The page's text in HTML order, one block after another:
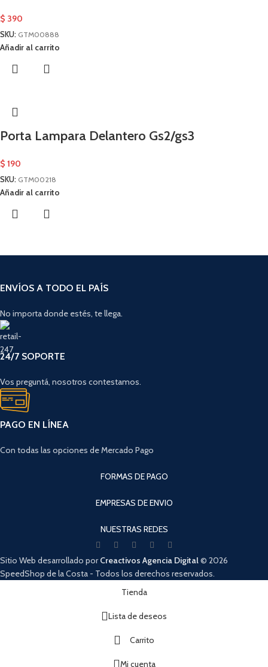
$ 390
SKU: GTM00888
Añadir al carrito
Porta Lampara Delantero Gs2/gs3
$ 190
SKU: GTM00218
Añadir al carrito
ENVÍOS A TODO EL PAÍS
No importa donde estés, te llega.
24/7 SOPORTE
Vos preguntá, nosotros contestamos.
PAGO EN LÍNEA
Con todas las opciones de Mercado Pago
FORMAS DE PAGO
EMPRESAS DE ENVIO
NUESTRAS REDES
Sitio Web desarrollado porCreactivos Agencia Digital© 2026
SpeedShop de la Costa - Todos los derechos reservados.
Cuando hay resultados autocompletados, puedes utilizar las flechas
Tienda
Lista de deseos
Carrito
Mi cuenta